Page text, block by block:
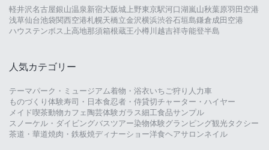
軽井沢名古屋銀山温泉新宿大阪城 上野東京駅河口湖嵐山秋葉原羽田空港
浅草仙台池袋関西空港札幌天橋立金沢横浜渋谷石垣島鎌倉成田空港
ハウステンボス 上高地那須箱根蔵王小樽 川越吉祥寺能登半島
人気カテゴリー
テーマパーク・ミュージアム着物・浴衣いちご狩り 人力車
ものづくり体験寿司・日本食忍者・侍貸切チャーター・ハイヤー
メイド喫茶動物カフェ陶芸体験ガラス細工食品サンプル
スノーケル・ダイビングバスツアー染物体験グランピング観光タクシー
茶道・華道焼肉・鉄板焼ディナーショー洋食ヘアサロンネイル